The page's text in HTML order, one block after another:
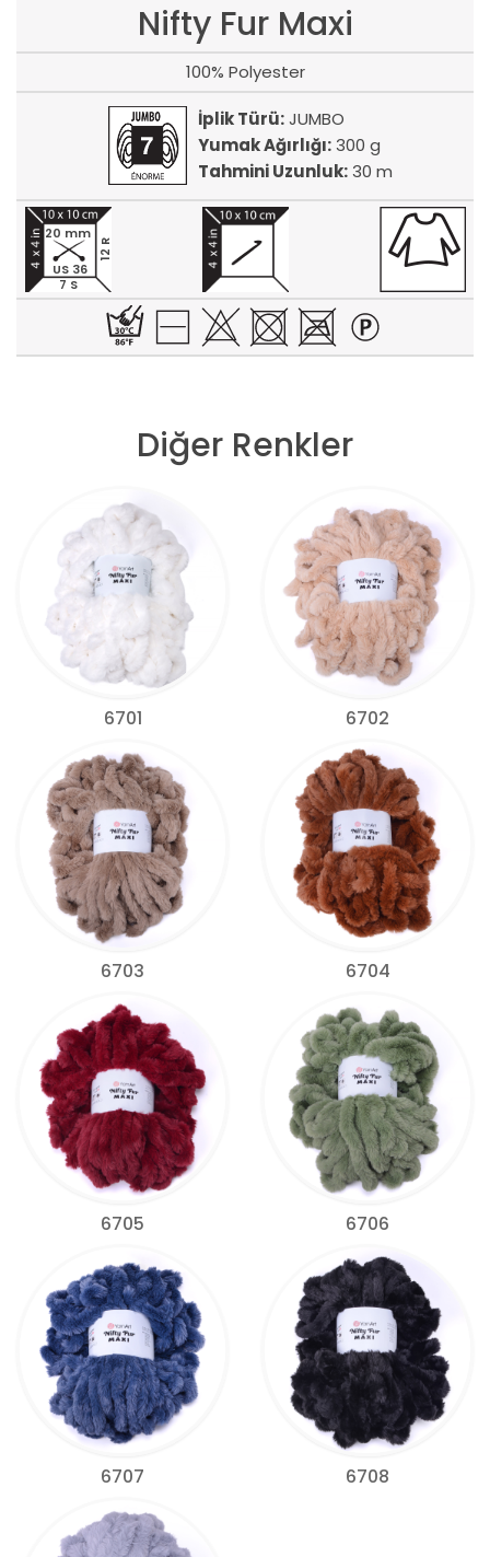
Nifty Fur Maxi
100% Polyester
İplik Türü:JUMBO
Yumak Ağırlığı:300 g
Tahmini Uzunluk:30 m
7 S
12 R
20 mm
US 36
Diğer Renkler
6701 6702
6703 6704
6705 6706
6707 6708